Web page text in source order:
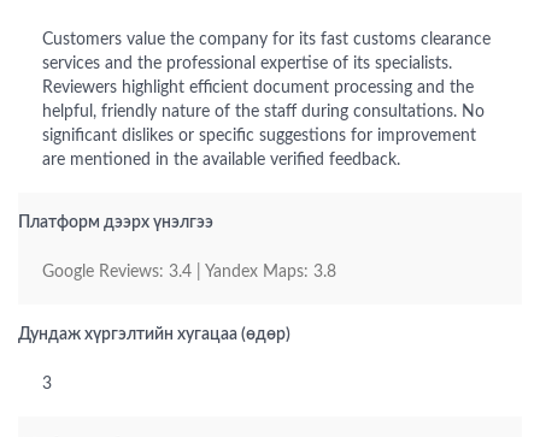
Customers value the company for its fast customs clearance
services and the professional expertise of its specialists.
Reviewers highlight efficient document processing and the
helpful, friendly nature of the staff during consultations. No
significant dislikes or specific suggestions for improvement
are mentioned in the available verified feedback.
Платформ дээрх үнэлгээ
Google Reviews: 3.4 | Yandex Maps: 3.8
Дундаж хүргэлтийн хугацаа (өдөр)
3